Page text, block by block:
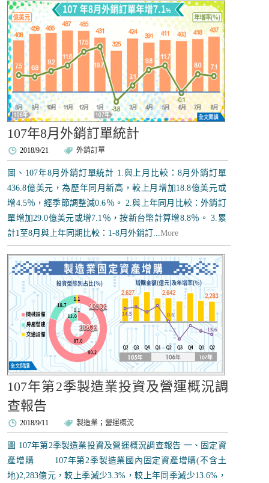
107年8月外銷訂單統計
2018/9/21 外銷訂單
圖、107年8月外銷訂單統計 1.與上月比較：8月外銷訂單
436.8億美元，為歷年同月新高，較上月增加18.8億美元或
增4.5％，經季節調整減0.6％。 2.與上年同月比較：外銷訂
單增加29.0億美元或增7.1％，按新台幣計算增8.8％。 3.累
計1至8月與上年同期比較：1-8月外銷訂...More
107年第2季製造業投資及營運概況調
查報告
2018/9/11 製造業 ；營運概況
圖 107年第2季製造業投資及營運概況調查報告 一、固定資
產增購 107年第2季製造業國內固定資產增購(不含土
地)2,283億元，較上季減少3.3%，較上年同季減少13.6%，